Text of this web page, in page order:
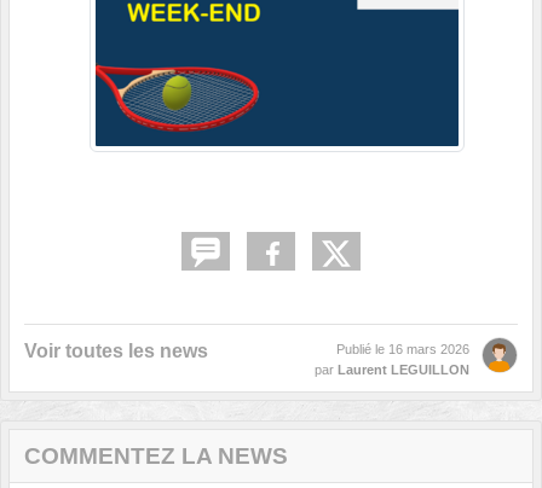
Voir toutes les news Publié le 16 mars 2026
par Laurent LEGUILLON
COMMENTEZ LA NEWS